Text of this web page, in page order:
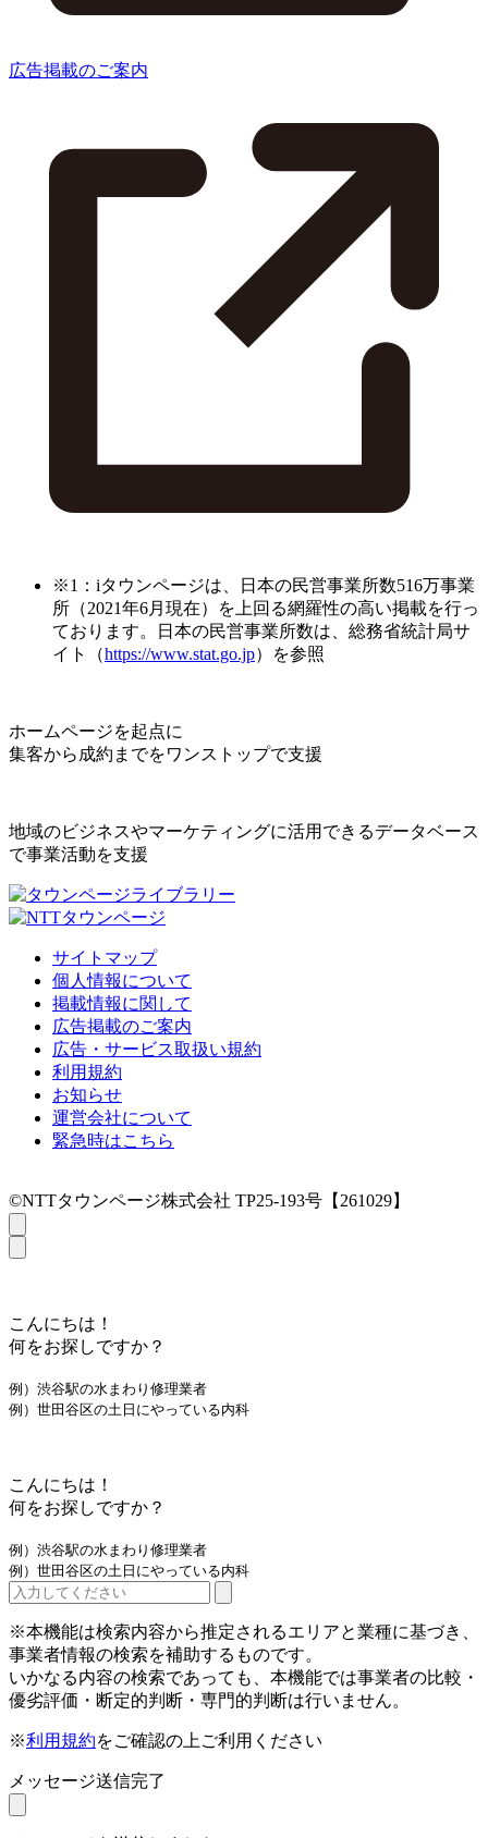
広告掲載のご案内
※1：iタウンページは、日本の民営事業所数516万事業
所（2021年6月現在）を上回る網羅性の高い掲載を行っ
ております。日本の民営事業所数は、総務省統計局サ
イト（https://www.stat.go.jp）を参照
ホームページを起点に
集客から成約までをワンストップで支援
地域のビジネスやマーケティングに活用できるデータベース
で事業活動を支援
サイトマップ
個人情報について
掲載情報に関して
広告掲載のご案内
広告・サービス取扱い規約
利用規約
お知らせ
運営会社について
緊急時はこちら
©NTTタウンページ株式会社 TP25-193号【261029】
こんにちは！
何をお探しですか？
例）渋谷駅の水まわり修理業者
例）世田谷区の土日にやっている内科
こんにちは！
何をお探しですか？
例）渋谷駅の水まわり修理業者
例）世田谷区の土日にやっている内科
※本機能は検索内容から推定されるエリアと業種に基づき、
事業者情報の検索を補助するものです。
いかなる内容の検索であっても、本機能では事業者の比較・
優劣評価・断定的判断・専門的判断は行いません。
※利用規約をご確認の上ご利用ください
メッセージ送信完了